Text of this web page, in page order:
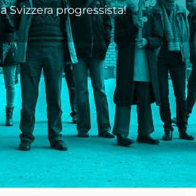
Svizzera progressista!